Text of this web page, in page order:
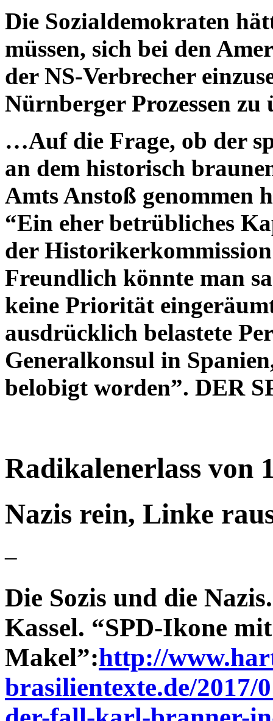
Die Sozialdemokraten
müssen, sich bei den
der NS-Verbrecher
Nürnberger Prozessen
…Auf die Frage, ob der
an dem historisch
Amts Anstoß genommen
“Ein eher betrübliches
der
Freundlich könnte man
keine Priorität
ausdrücklich belastete
Generalkonsul in
belobigt worden”. DER
Radikalenerlass von
Nazis rein, Linke
–
Die Sozis und die
Kassel. “SPD-Ikone
Makel”:http://
brasilientexte.de/2017/